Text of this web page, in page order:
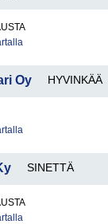
Oy HYVINKÄÄ
SINETTÄ